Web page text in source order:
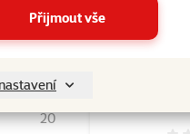
Přijmout vše
4
1
20